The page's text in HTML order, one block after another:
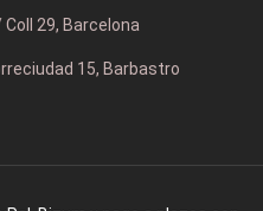
Coll 29, Barcelona
15, Barbastro